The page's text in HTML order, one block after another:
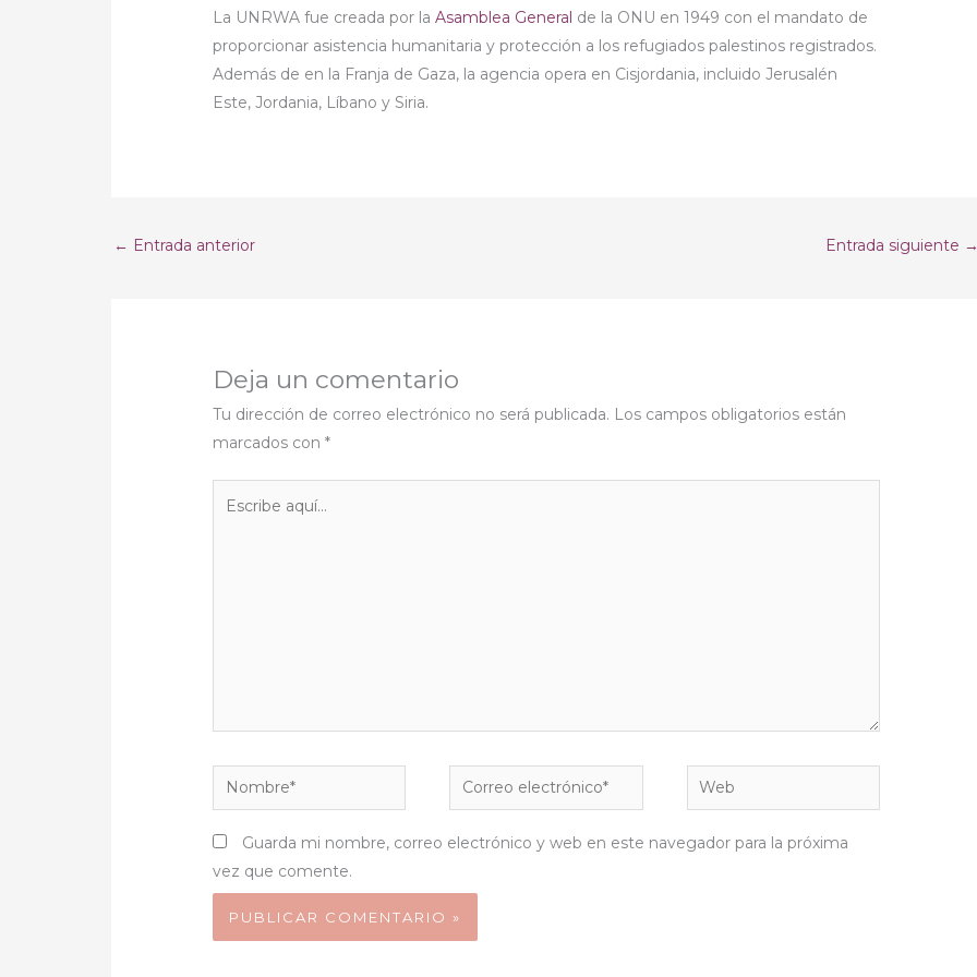
La UNRWA fue creada por laAsamblea General de la ONU en 1949 con el mandato de
proporcionar asistencia humanitaria y protección a los refugiados palestinos registrados.
Además de en la Franja de Gaza, la agencia opera en Cisjordania, incluido Jerusalén
Este, Jordania, Líbano y Siria.
← Entrada anterior Entrada siguiente
Deja un comentario
Tu dirección de correo electrónico no será publicada. Los campos obligatorios están
marcados con*
Nombre*
Correo
electrónico*
Web
Guarda mi nombre, correo electrónico y web en este navegador para la próxima
vez que comente.